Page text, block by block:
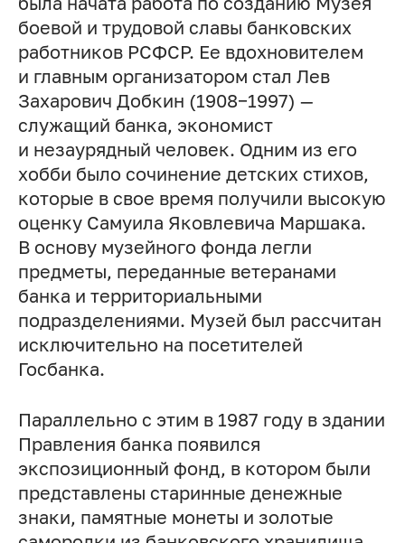
боевой и трудовой славы банковских
работников РСФСР. Ее вдохновителем
и главным организатором стал Лев
Захарович Добкин (1908−1997) —
служащий банка, экономист
и незаурядный человек. Одним из его
хобби было сочинение детских стихов,
которые в свое время получили высокую
оценку Самуила Яковлевича Маршака.
В основу музейного фонда легли
предметы, переданные ветеранами
банка и территориальными
подразделениями. Музей был рассчитан
исключительно на посетителей
Госбанка.
Параллельно с этим в 1987 году в здании
Правления банка появился
экспозиционный фонд, в котором были
представлены старинные денежные
знаки, памятные монеты и золотые